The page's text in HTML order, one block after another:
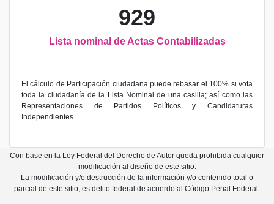
929
Lista nominal de Actas Contabilizadas
El cálculo de Participación ciudadana puede rebasar el 100% si vota
toda la ciudadanía de la Lista Nominal de una casilla; así como las
Representaciones de Partidos Políticos y Candidaturas
Independientes.
Con base en la Ley Federal del Derecho de Autor queda prohibida cualquier
modificación al diseño de este sitio.
La modificación y/o destrucción de la información y/o contenido total o
parcial de este sitio, es delito federal de acuerdo al Código Penal Federal.